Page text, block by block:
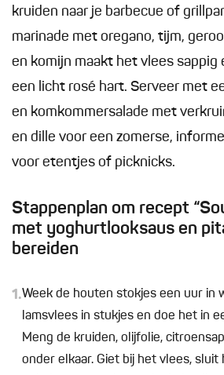
kruiden naar je barbecue of
marinade met oregano, tijm,
en komijn maakt het vlees sappig
een licht rosé hart. Serveer met
en komkommersalade met
en dille voor een zomerse,
voor etentjes of picknicks.
Stappenplan om recept
met yoghurtlooksaus en
bereiden
1.Week de houten stokjes een uur in
lamsvlees in stukjes en doe het in
Meng de kruiden, olijfolie,
onder elkaar. Giet bij het vlees, sluit